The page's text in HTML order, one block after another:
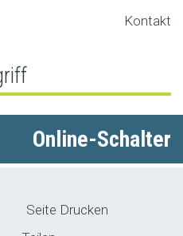
Kontakt
Online-Schalter
Lehrstelle
Seite Drucken